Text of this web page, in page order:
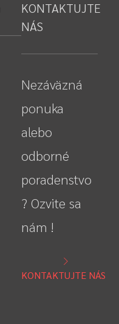
KONTAKTUJTE
NÁS
Nezáväzná
ponuka
alebo
odborné
poradenstvo
? Ozvite sa
nám !
KONTAKTUJTE NÁS